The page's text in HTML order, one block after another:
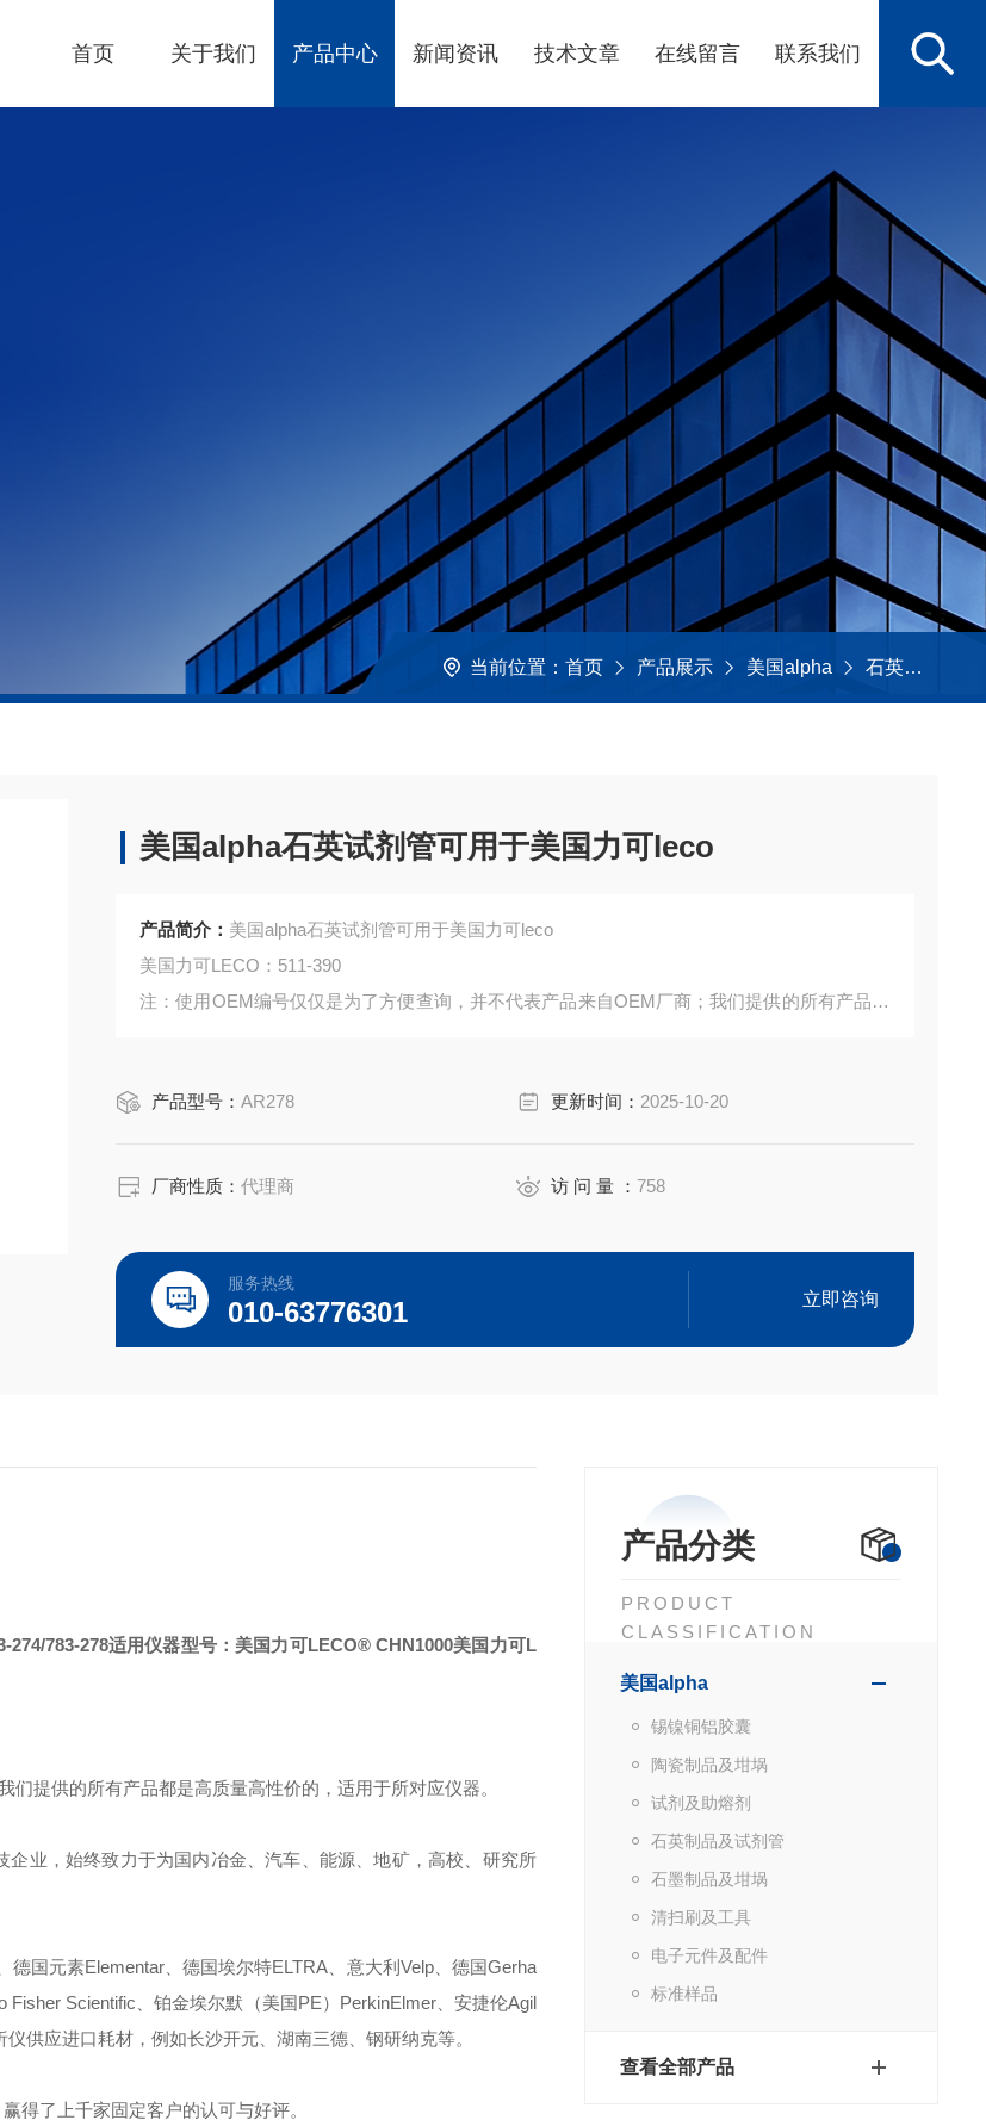
首页 关于我们 产品中心 新闻资讯 技术文章 在线留言 联系我们
当前位置： 首页 产品展示 美国alpha 石英制品及试剂管
美国alpha石英试剂管可用于美国力可leco
产品简介： 美国alpha石英试剂管可用于美国力可leco
美国力可LECO：511-390
注：使用OEM编号仅仅是为了方便查询，并不代表产品来自OEM厂商；我们提供的所有产品都
产品型号：AR278 更新时间： 2025-10-20
厂商性质：代理商 访 问 量 ： 758
服务热线
010-63776301 立即咨询
产品分类
PRODUCT
CLASSIFICATION
美国alpha
锡镍铜铝胶囊
陶瓷制品及坩埚
试剂及助熔剂
石英制品及试剂管
石墨制品及坩埚
清扫刷及工具
电子元件及配件
标准样品
查看全部产品
274/783-278适用仪器型号： 美国力可LECO® CHN1000美国力可L
提供的所有产品都是高质量高性价的，适用于所对应仪器。
业，始终致力于为国内冶金、汽车、能源、地矿，高校、研究所
国元素Elementar、德国埃尔特ELTRA、意大利Velp、德国Gerha
Scientific、铂金埃尔默（美国PE）PerkinElmer、安捷伦Agil
供应进口耗材，例如长沙开元、湖南三德、钢研纳克等。
得了上千家固定客户的认可与好评。